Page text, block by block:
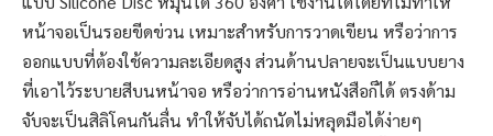
หน้าจอเป็นรอยขีดข่วน เหมาะสำหรับการวาดเขียน หรือว่าการ
ออกแบบที่ต้องใช้ความละเอียดสูง ส่วนด้านปลายจะเป็นแบบยาง
ที่เอาไว้ระบายสีบนหน้าจอ หรือว่าการอ่านหนังสือก็ได้ ตรงด้าม
จับจะเป็นสิลิโคนกันลื่น ทำให้จับได้ถนัดไม่หลุดมือได้ง่ายๆ